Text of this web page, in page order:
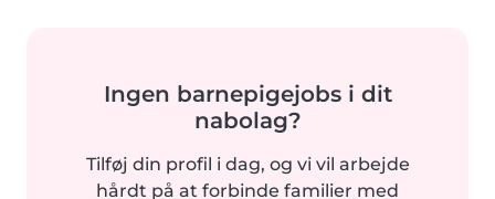
Ingen barnepigejobs i dit
nabolag?
Tilføj din profil i dag, og vi vil arbejde
hårdt på at forbinde familier med